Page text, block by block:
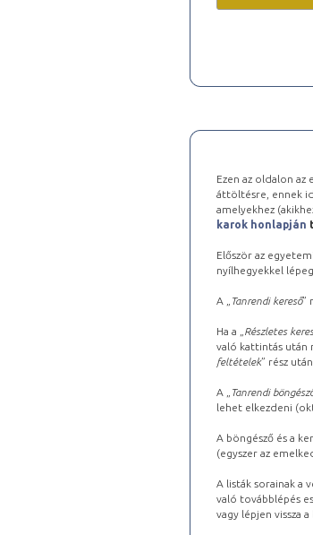
Ezen az oldalon
áttöltésre, ennek
amelyekhez
karok honlapján
Először az
nyílhegyekkel
A „ Tanrendi kereső”
Ha a „ Részletes
való kattintás után
feltételek” rész
A „ Tanrendi
lehet elkezdeni
A böngésző és a
(egyszer az
A listák sorainak a
való továbblépés
vagy lépjen vissza